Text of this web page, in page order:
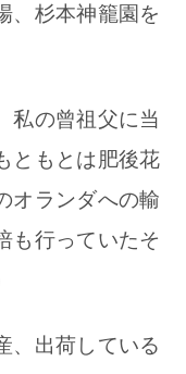
、杉本神籠園を
私の曾祖父に当
ともとは肥後花
オランダへの輸
も行っていたそ
、出荷している